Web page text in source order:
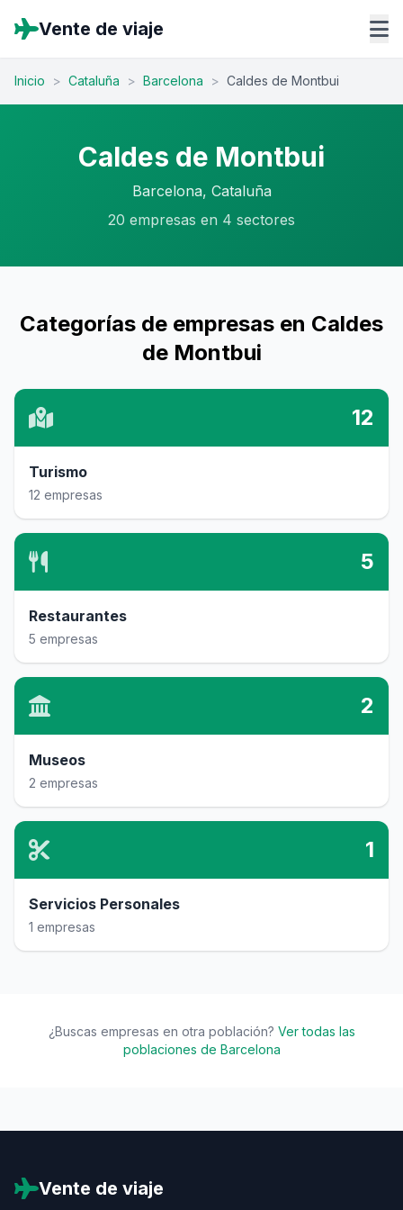
Vente de viaje
Inicio > Cataluña > Barcelona > Caldes de Montbui
Caldes de Montbui
Barcelona, Cataluña
20 empresas en 4 sectores
Categorías de empresas en Caldes
de Montbui
12
Turismo
12 empresas
5
Restaurantes
5 empresas
2
Museos
2 empresas
1
Servicios Personales
1 empresas
¿Buscas empresas en otra población? Ver todas las
poblaciones de Barcelona
Vente de viaje